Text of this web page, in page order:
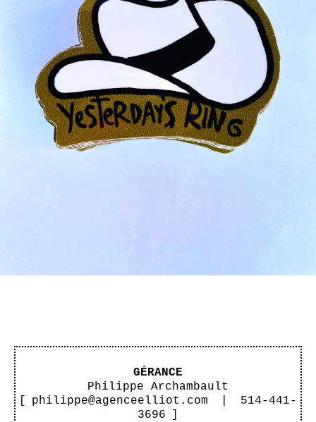
GÉRANCE
Philippe Archambault
[
philippe@agenceelliot.com
514-441-
3696
]